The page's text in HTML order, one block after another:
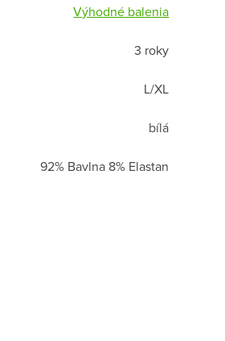
Výhodné balenia
3 roky
L/XL
bílá
92% Bavlna 8% Elastan